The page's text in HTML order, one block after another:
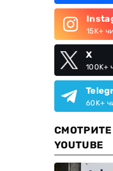
15K+
X
100K+
60K+
YOUTUBE